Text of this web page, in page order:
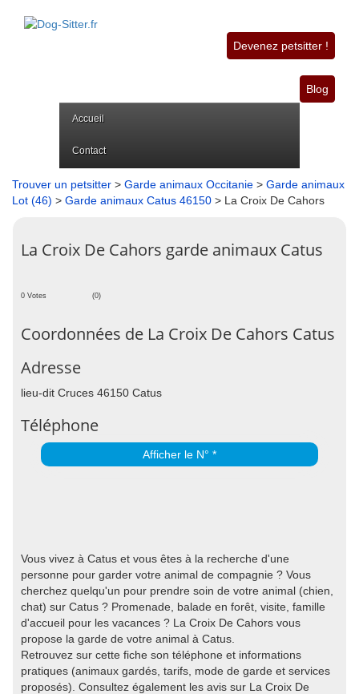
Devenez petsitter !
Blog
Accueil
Contact
Trouver un petsitter > Garde animaux Occitanie > Garde animaux
Lot (46) > Garde animaux Catus 46150 > La Croix De Cahors
La Croix De Cahors garde animaux Catus
0 Votes (0)
Coordonnées de La Croix De Cahors Catus
Adresse
lieu-dit Cruces 46150 Catus
Téléphone
Afficher le N° *
Vous vivez à Catus et vous êtes à la recherche d'une
personne pour garder votre animal de compagnie ? Vous
cherchez quelqu'un pour prendre soin de votre animal (chien,
chat) sur Catus ? Promenade, balade en forêt, visite, famille
d'accueil pour les vacances ? La Croix De Cahors vous
propose la garde de votre animal à Catus.
Retrouvez sur cette fiche son téléphone et informations
pratiques (animaux gardés, tarifs, mode de garde et services
proposés). Consultez également les avis sur La Croix De